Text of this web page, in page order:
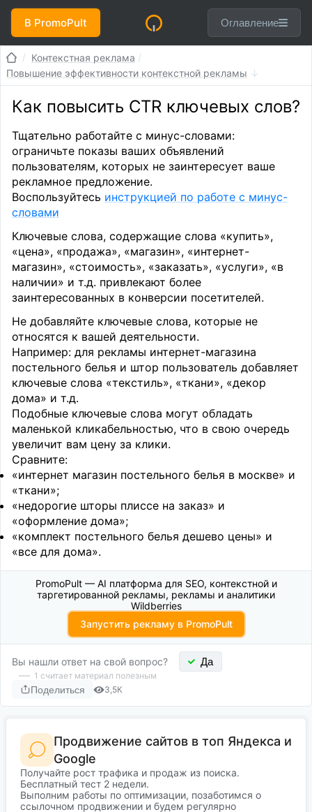
В PromoPult Оглавление
Контекстная реклама
Повышение эффективности контекстной рекламы
Как повысить CTR ключевых слов?
Тщательно работайте с минус-словами:
ограничьте показы ваших объявлений
пользователям, которых не заинтересует ваше
рекламное предложение.
Воспользуйтесь инструкцией по работе с минус-
словами
Ключевые слова, содержащие слова «купить»,
«цена», «продажа», «магазин», «интернет-
магазин», «стоимость», «заказать», «услуги», «в
наличии» и т.д. привлекают более
заинтересованных в конверсии посетителей.
Не добавляйте ключевые слова, которые не
относятся к вашей деятельности.
Например: для рекламы интернет-магазина
постельного белья и штор пользователь добавляет
ключевые слова «текстиль», «ткани», «декор
дома» и т.д.
Подобные ключевые слова могут обладать
маленькой кликабельностью, что в свою очередь
увеличит вам цену за клики.
Сравните:
«интернет магазин постельного белья в москве» и
«ткани»;
«недорогие шторы плиссе на заказ» и
«оформление дома»;
«комплект постельного белья дешево цены» и
«все для дома».
PromoPult — AI платформа для SEO, контекстной и
таргетированной рекламы, рекламы и аналитики
Wildberries
Запустить рекламу в PromoPult
Вы нашли ответ на свой вопрос? Да
1 считает материал полезным
Поделиться 3,5К
Продвижение сайтов в топ Яндекса и
Google
Получайте рост трафика и продаж из поиска.
Бесплатный тест 2 недели.
Выполним работы по оптимизации, позаботимся о
ссылочном продвижении и будем регулярно